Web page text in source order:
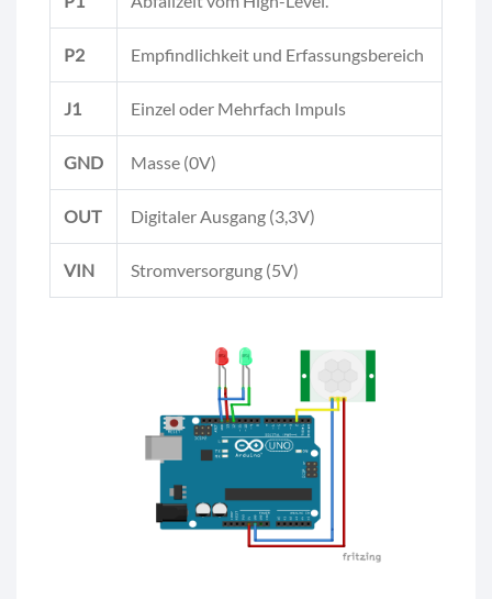
P2 Empfindlichkeit und Erfassungsbereich
J1 Einzel oder Mehrfach Impuls
GND Masse (0V)
OUT Digitaler Ausgang (3,3V)
VIN Stromversorgung (5V)